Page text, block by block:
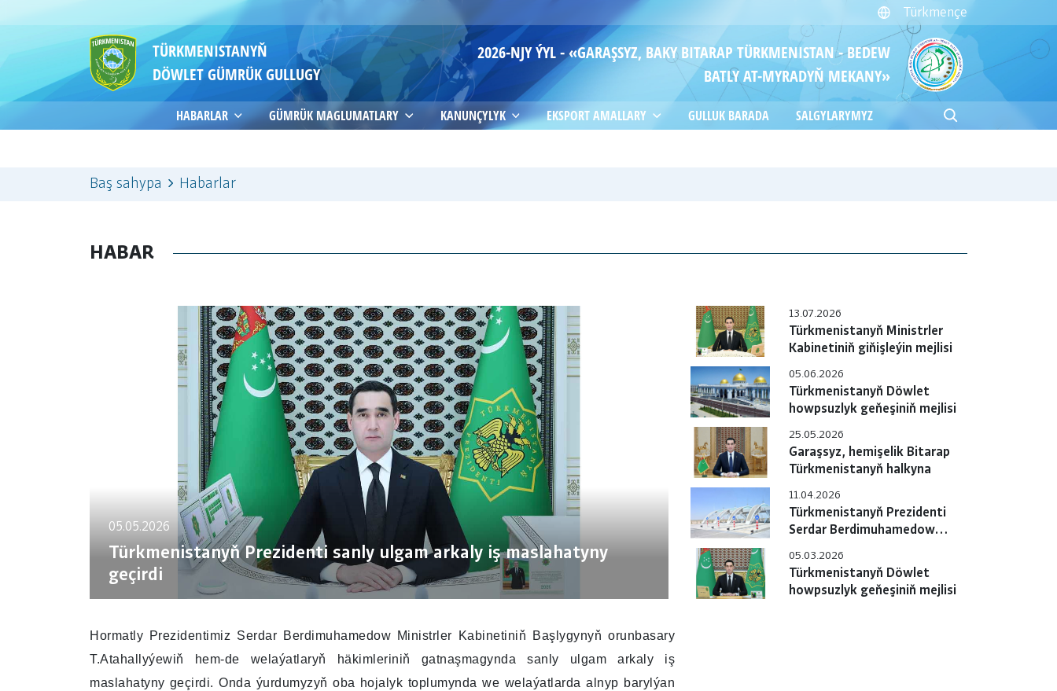
Türkmençe
TÜRKMENISTANYŇ
DÖWLET GÜMRÜK GULLUGY
2026-NJY ÝYL - «GARAŞSYZ, BAKY BITARAP TÜRKMENISTAN - BEDEW
BATLY AT-MYRADYŇ MEKANY»
HABARLAR GÜMRÜK MAGLUMATLARY KANUNÇYLYK EKSPORT AMALLARY GULLUK BARADA SALGYLARYMYZ
Baş sahypa Habarlar
HABAR
05.05.2026
Türkmenistanyň Prezidenti sanly ulgam arkaly iş maslahatyny
geçirdi
13.07.2026
Türkmenistanyň Ministrler
Kabinetiniň giňişleýin mejlisi
05.06.2026
Türkmenistanyň Döwlet
howpsuzlyk geňeşiniň mejlisi
25.05.2026
Garaşsyz, hemişelik Bitarap
Türkmenistanyň halkyna
11.04.2026
Türkmenistanyň Prezidenti
Serdar Berdimuhamedow
ýolunyň jemleýji tapgyrynyň
açylyş dabarasyna gatnaşdy
05.03.2026
Türkmenistanyň Döwlet
howpsuzlyk geňeşiniň mejlisi
Hormatly Prezidentimiz Serdar Berdimuhamedow Ministrler Kabinetiniň Başlygynyň orunbasary
T.Atahallyýewiň hem-de welaýatlaryň häkimleriniň gatnaşmagynda sanly ulgam arkaly iş
maslahatyny geçirdi. Onda ýurdumyzyň oba hojalyk toplumynda we welaýatlarda alnyp barylýan